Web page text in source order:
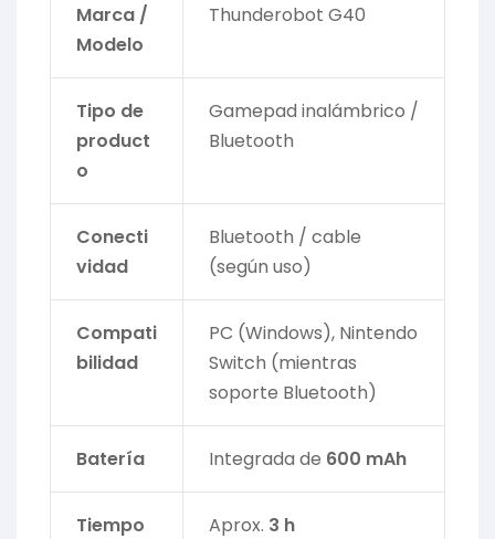
Marca /
Modelo
Thunderobot G40
Tipo de
product
o
Gamepad inalámbrico /
Bluetooth
Conecti
vidad
Bluetooth / cable
(según uso)
Compati
bilidad
PC (Windows), Nintendo
Switch (mientras
soporte Bluetooth)
Batería Integrada de 600 mAh
Tiempo
Aprox. 3 h